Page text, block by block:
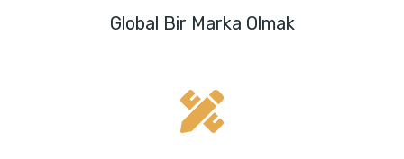
Global Bir Marka Olmak